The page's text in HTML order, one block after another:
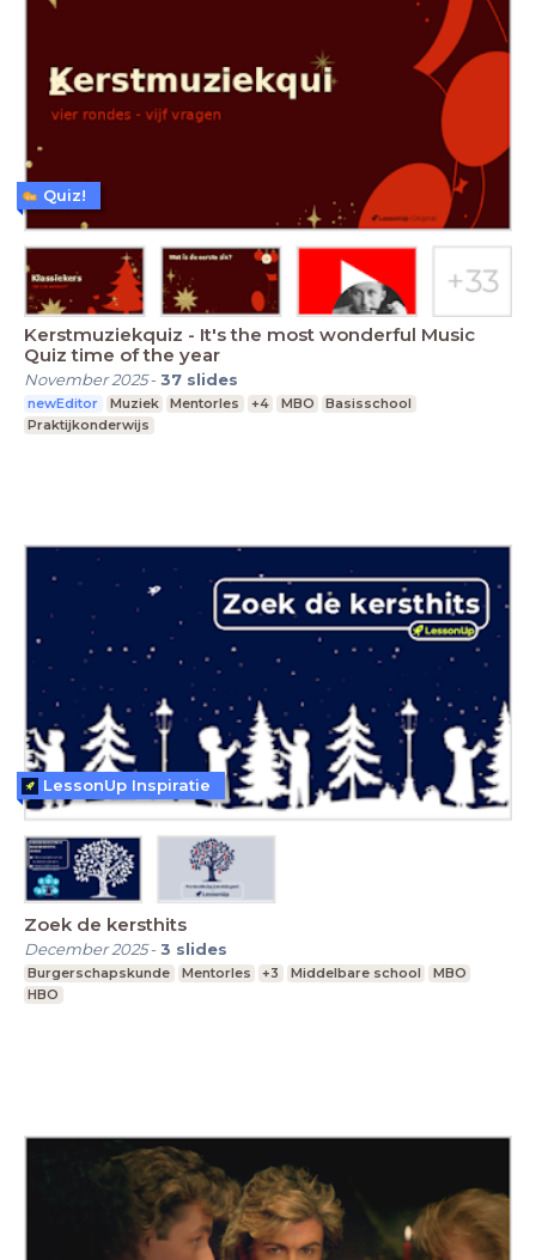
Kerstmuziekquiz - It's the most wonderful Music
Quiz time of the year
November 2025-37 slides
newEditor Muziek Mentorles +4 MBO
Basisschool
Praktijkonderwijs
Quiz!
Zoek de kersthits
December 2025-3 slides
Burgerschapskunde Mentorles +3 Middelbare school
MBO
HBO
LessonUp Inspiratie